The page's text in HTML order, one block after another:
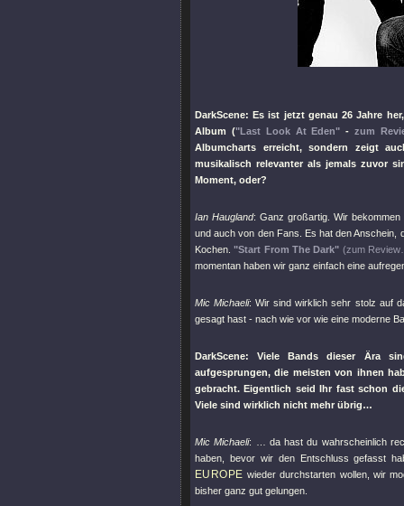
DarkScene: Es ist jetzt genau 26 Jahre
Album ("Last Look At Eden" -zum
Albumcharts erreicht, sondern zeigt
musikalisch relevanter als jemals zuvor
Moment, oder?
Ian Haugland: Ganz großartig. Wir
und auch von den Fans. Es hat den Anschein,
Kochen."Start From The Dark" (zum
momentan haben wir ganz einfach eine
Mic Michaeli: Wir sind wirklich sehr stolz auf
gesagt hast - nach wie vor wie eine moderne
DarkScene: Viele Bands dieser Ära
aufgesprungen, die meisten von ihnen
gebracht. Eigentlich seid Ihr fast schon
Viele sind wirklich nicht mehr übrig…
Mic Michaeli: … da hast du wahrscheinlich
haben, bevor wir den Entschluss gefasst
EUROPE wieder durchstarten wollen, wir
bisher ganz gut gelungen.